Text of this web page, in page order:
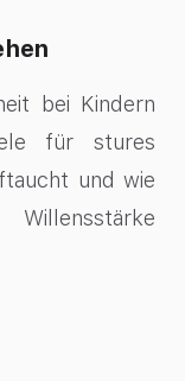
bei Kindern
für stures
und wie